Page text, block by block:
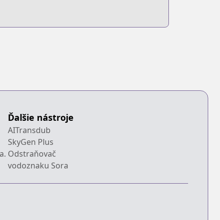
Ďalšie nástroje
AITransdub
SkyGen Plus
Odstraňovač
vodoznaku Sora